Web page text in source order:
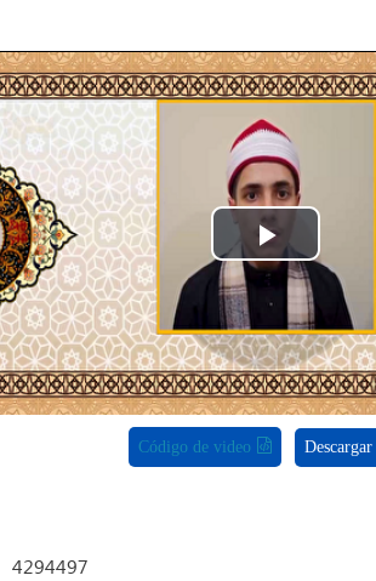
Play
Video
Código de video Descargar
4294497